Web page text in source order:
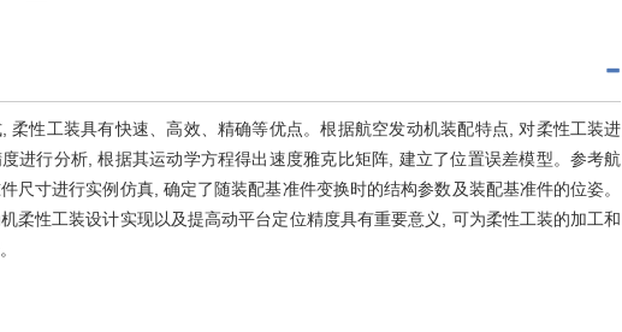
柔性工装具有快速、高效、精确等优点。根据航空发动机装配特点, 对柔性工装进
进行分析, 根据其运动学方程得出速度雅克比矩阵, 建立了位置误差模型。参考航
尺寸进行实例仿真, 确定了随装配基准件变换时的结构参数及装配基准件的位姿。
柔性工装设计实现以及提高动平台定位精度具有重要意义, 可为柔性工装的加工和